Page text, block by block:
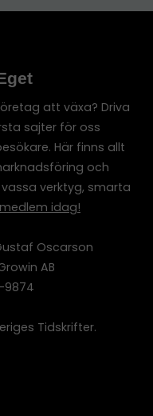
att växa? Driva
sajter för oss
Här finns allt
och
verktyg, smarta
medlem idag!
Oscarson
AB
9874
Tidskrifter.